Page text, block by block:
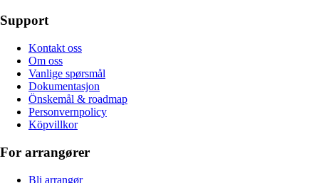
Support
Kontakt oss
Om oss
Vanlige spørsmål
Dokumentasjon
Önskemål & roadmap
Personvernpolicy
Köpvillkor
For arrangører
Bli arrangør